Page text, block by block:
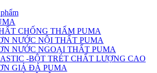
CHỐNG THẤM PUMA
NƯỚC NỘI THẤT PUMA
NƯỚC NGOẠI THẤT PUMA
-BỘT TRÉT CHẤT LƯỢNG CAO
GIẢ ĐÁ PUMA